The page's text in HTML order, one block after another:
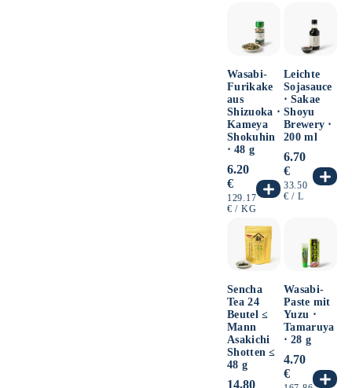
Wasabi-
Furikake
aus
Shizuoka ⋅
Kameya
Shokuhin
⋅ 48 g
Normaler
Preis
6.20
€
GRUNDPREIS
129.17
€ / PRO
KG
Leichte
Sojasauce
⋅ Sakae
Shoyu
Brewery ⋅
200 ml
Normaler
Preis
6.70
€
GRUNDPREIS
33.50
€ / PRO
L
Sencha
Tea 24
Beutel ≤
Mann
Asakichi
Shotten ≤
48 g
Normaler
14.80
Wasabi-
Paste mit
Yuzu ⋅
Tamaruya
⋅ 28 g
Normaler
Preis
4.70
€